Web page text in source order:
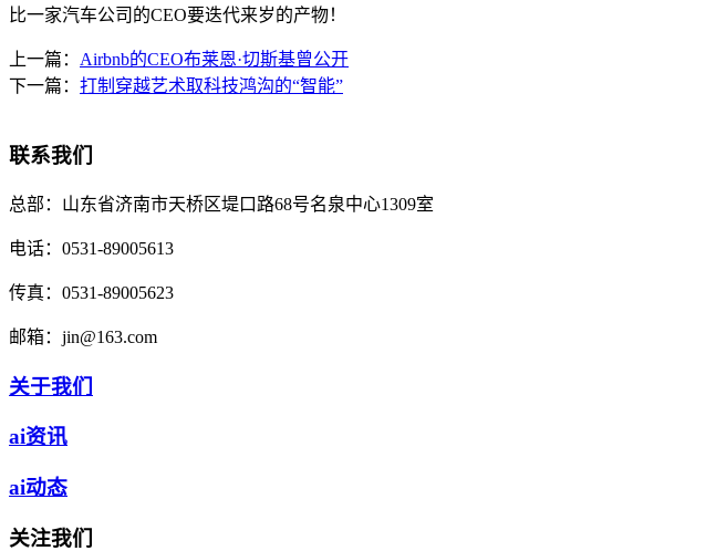
比一家汽车公司的CEO要迭代来岁的产物！
上一篇： Airbnb的CEO布莱恩·切斯基曾公开
下一篇： 打制穿越艺术取科技鸿沟的“智能”
联系我们
总部： 山东省济南市天桥区堤口路68号名泉中心1309室
电话： 0531-89005613
传真： 0531-89005623
邮箱： jin@163.com
关于我们
ai资讯
ai动态
关注我们